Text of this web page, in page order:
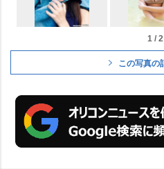
1 / 2
この写真の